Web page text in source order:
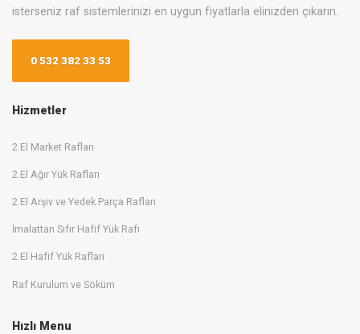
isterseniz raf sistemlerinizi en uygun fiyatlarla elinizden çıkarın.
0 532 382 33 53
Hizmetler
2.El Market Rafları
2.El Ağır Yük Rafları
2.El Arşiv ve Yedek Parça Rafları
İmalattan Sıfır Hafif Yük Rafı
2.El Hafif Yük Rafları
Raf Kurulum ve Söküm
Hızlı Menu